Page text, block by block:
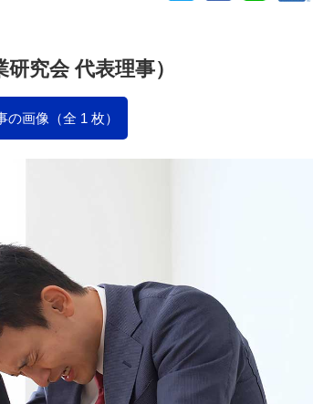
究会 代表理事）
の画像（全 1 枚）